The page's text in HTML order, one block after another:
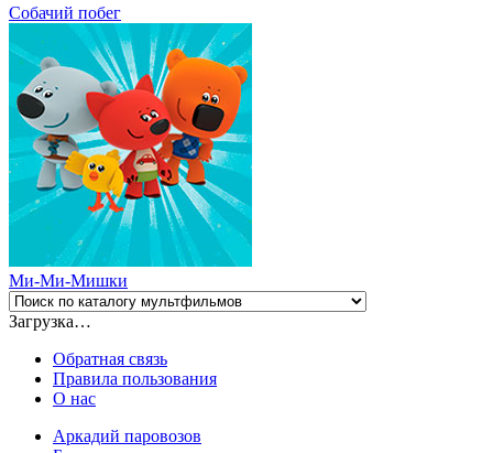
Собачий побег
Ми-Ми-Мишки
Загрузка…
Обратная связь
Правила пользования
О нас
Аркадий паровозов